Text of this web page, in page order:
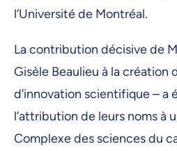
l’Université de Montréal.
La contribution décisive de
Gisèle Beaulieu à la création
d’innovation scientifique – a
l’attribution de leurs noms à
Complexe des sciences du